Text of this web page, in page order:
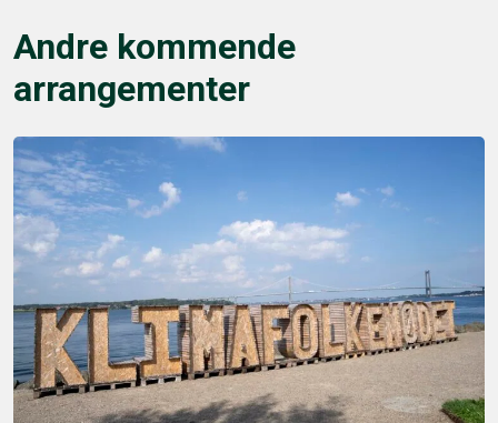
Andre kommende
arrangementer